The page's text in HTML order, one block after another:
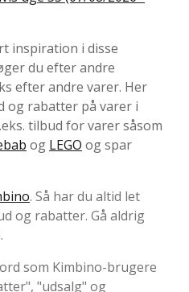
inspiration i disse
du efter andre
efter andre varer. Her
og rabatter på varer i
tilbud for varer såsom
og LEGO og spar
. Så har du altid let
og rabatter. Gå aldrig
som Kimbino-brugere
"udsalg" og